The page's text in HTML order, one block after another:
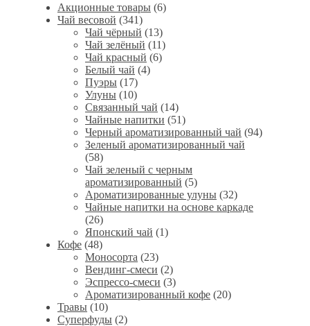
Акционные товары (6)
Чай весовой (341)
Чай чёрный (13)
Чай зелёный (11)
Чай красный (6)
Белый чай (4)
Пуэры (17)
Улуны (10)
Связанный чай (14)
Чайные напитки (51)
Черный ароматизированный чай (94)
Зеленый ароматизированный чай
(58)
Чай зеленый с черным
ароматизированный (5)
Ароматизированные улуны (32)
Чайные напитки на основе каркаде
(26)
Японский чай (1)
Кофе (48)
Моносорта (23)
Вендинг-смеси (2)
Эспрессо-смеси (3)
Ароматизированный кофе (20)
Травы (10)
Суперфуды (2)